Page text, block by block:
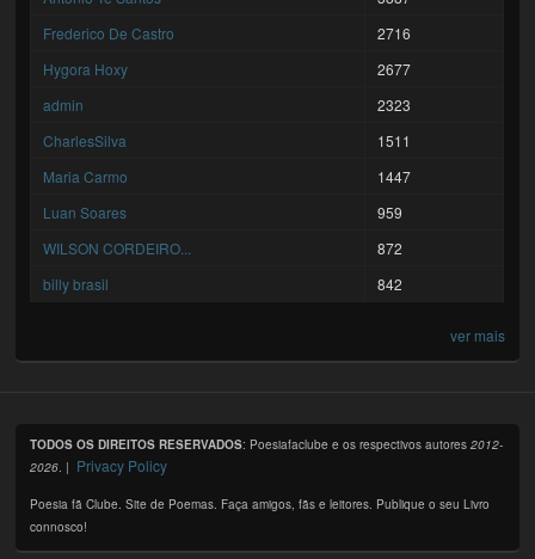
Frederico De Castro
2716
Hygora Hoxy
2677
admin
2323
CharlesSilva
1511
Maria Carmo
1447
Luan Soares
959
WILSON CORDEIRO...
872
billy brasil
842
ver mais
TODOS OS DIREITOS RESERVADOS: Poesiafaclube e os respectivos autores2012-
2026. | Privacy Policy
Poesia fã Clube. Site de Poemas. Faça amigos, fãs e leitores. Publique o seu Livro
connosco!